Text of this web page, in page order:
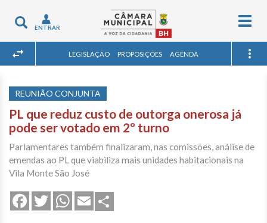
Toggle
navigation
ENTRAR
LEGISLAÇÃO PROPOSIÇÕES AGENDA
REUNIÃO CONJUNTA
PL que reduz custo de outorga onerosa já
pode ser votado em 2º turno
Parlamentares também finalizaram, nas comissões, análise de
emendas ao PL que viabiliza mais unidades habitacionais na
Vila Monte São José
FacebookTwitterWhatsApp
Email